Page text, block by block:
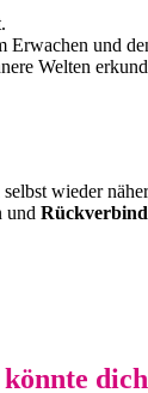
und
Welten
wieder
und
könnte